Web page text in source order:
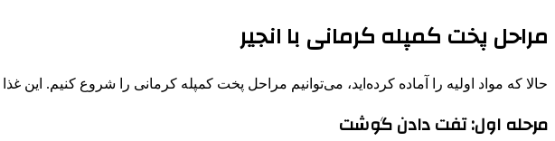
مراحل پخت کمپله کرمانی با انجیر
حالا که مواد اولیه را آماده کرده‌اید، می‌توانیم مراحل پخت کمپله کرمانی را شروع کنیم. این
مرحله اول: تفت دادن گوشت